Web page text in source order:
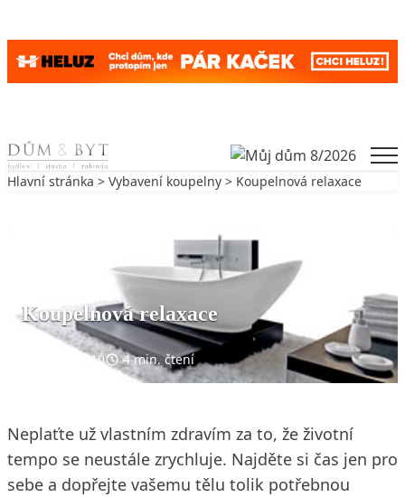
Skip to content
Hlavní stránka > Vybavení koupelny > Koupelnová relaxace
Koupelnová relaxace
11. 3. 2010 4 min. čtení
Neplaťte už vlastním zdravím za to, že životní
tempo se neustále zrychluje. Najděte si čas jen pro
sebe a dopřejte vašemu tělu tolik potřebnou